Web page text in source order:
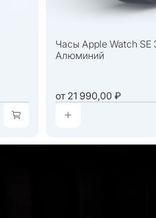
Часы Apple Watch SE
Алюминий
от21 990,00 ₽